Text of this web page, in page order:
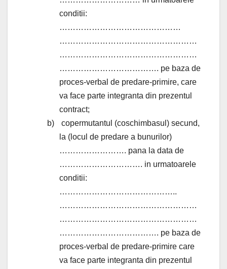
conditii:
………………………………………
……………………………………………
……………………………………………
………………………………. pe baza de
proces-verbal de predare-primire, care
va face parte integranta din prezentul
contract;
b)
copermutantul (coschimbasul) secund,
la (locul de predare a bunurilor)
……………………. pana la data de
…………………………. in urmatoarele
conditii:
……………………………………..
……………………………………………
……………………………………………
………………………………. pe baza de
proces-verbal de predare-primire care
va face parte integranta din prezentul